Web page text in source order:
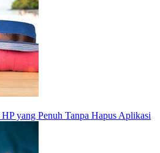
yang Penuh Tanpa Hapus Aplikasi